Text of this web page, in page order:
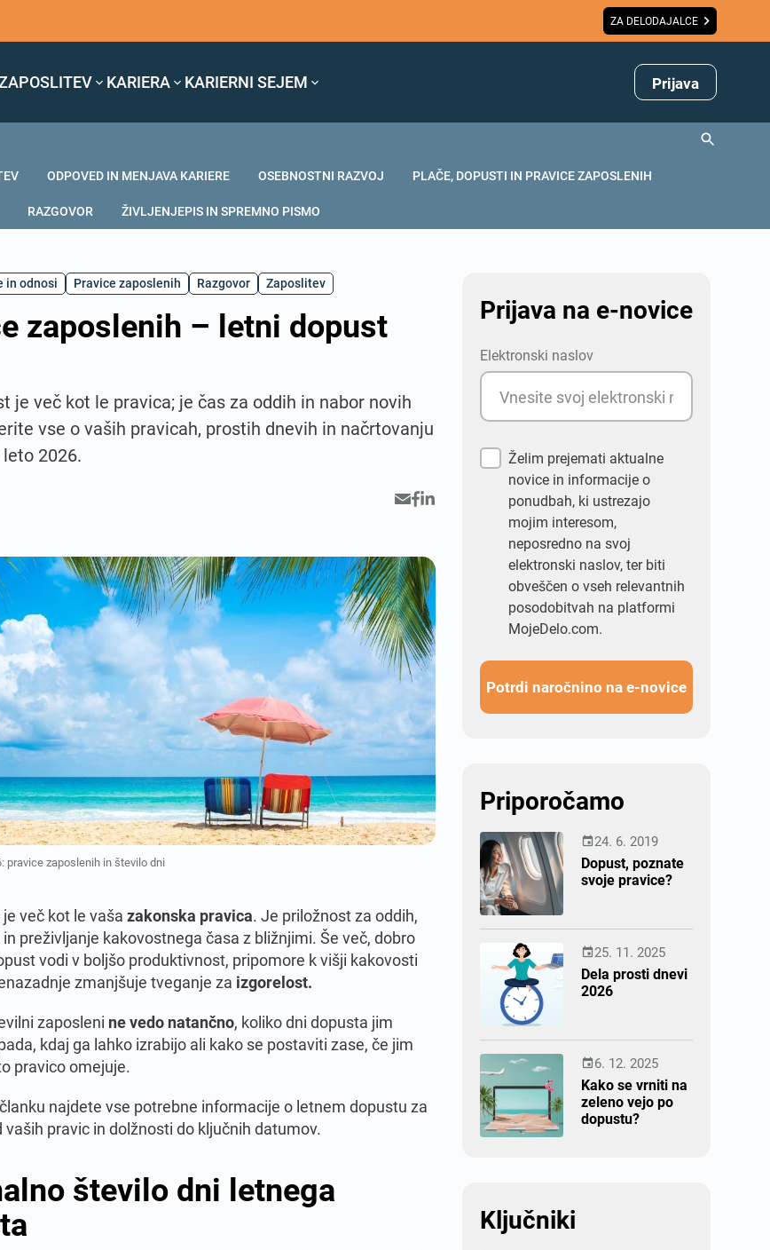
ZA DELODAJALCE
KARIERA KARIERNI SEJEM Prijava
ODPOVED IN MENJAVA KARIERE OSEBNOSTNI RAZVOJ PLAČE, DOPUSTI IN PRAVICE ZAPOSLENIH
RAZGOVOR ŽIVLJENJEPIS IN SPREMNO PISMO
in odnosi Pravice zaposlenih Razgovor Zaposlitev
zaposlenih – letni dopust
je več kot le pravica; je čas za oddih in nabor novih
vse o vaših pravicah, prostih dnevih in načrtovanju
2026.
pravice zaposlenih in število dni
več kot le vaša zakonska pravica. Je priložnost za oddih,
preživljanje kakovostnega časa z bližnjimi. Še več, dobro
vodi v boljšo produktivnost, pripomore k višji kakovosti
zmanjšuje tveganje za izgorelost.
zaposleni ne vedo natančno, koliko dni dopusta jim
kdaj ga lahko izrabijo ali kako se postaviti zase, če jim
pravico omejuje.
najdete vse potrebne informacije o letnem dopustu za
vaših pravic in dolžnosti do ključnih datumov.
število dni letnega
Prijava na e-novice
Elektronski naslov
Želim prejemati aktualne
novice in informacije o
ponudbah, ki ustrezajo
mojim interesom,
neposredno na svoj
elektronski naslov, ter biti
obveščen o vseh relevantnih
posodobitvah na platformi
MojeDelo.com.
Potrdi naročnino na e-novice
Priporočamo
 24. 6. 2019
Dopust, poznate
svoje pravice?
 25. 11. 2025
Dela prosti dnevi
2026
 6. 12. 2025
Kako se vrniti na
zeleno vejo po
dopustu?
Ključniki